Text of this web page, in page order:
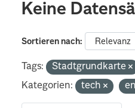
Keine
Sortieren nach
Tags: Stadtgrundkarte
Kategorien:
tech